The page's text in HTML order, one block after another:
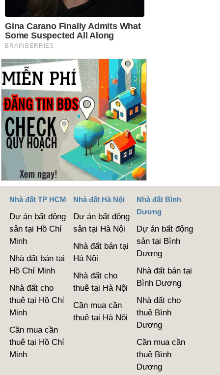
Nhà đất TP HCM
Dự án bất động
sản tại Hồ Chí
Minh
Nhà đất bán tại
Hồ Chí Minh
Nhà đất cho
thuê tại Hồ Chí
Minh
Cần mua cần
thuê tại Hồ Chí
Minh
Nhà đất Hà Nội
Dự án bất động
sản tại Hà Nội
Nhà đất bán tại
Hà Nội
Nhà đất cho
thuê tại Hà Nội
Cần mua cần
thuê tại Hà Nội
Nhà đất Bình
Dương
Dự án bất động
sản tại Bình
Dương
Nhà đất bán tại
Bình Dương
Nhà đất cho
thuê Bình
Dương
Cần mua cần
thuê Bình
Dương